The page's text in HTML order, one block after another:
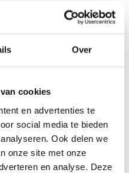
Over
cookies
en advertenties te
social media te bieden
Ook delen we
onze site met onze
en analyse. Deze
ondersteuning
willen we